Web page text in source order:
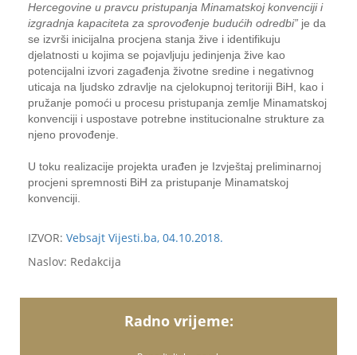
Hercegovine u pravcu pristupanja Minamatskoj konvenciji i
izgradnja kapaciteta za sprovođenje budućih odredbi” je da
se izvrši inicijalna procjena stanja žive i identifikuju
djelatnosti u kojima se pojavljuju jedinjenja žive kao
potencijalni izvori zagađenja životne sredine i negativnog
uticaja na ljudsko zdravlje na cjelokupnoj teritoriji BiH, kao i
pružanje pomoći u procesu pristupanja zemlje Minamatskoj
konvenciji i uspostave potrebne institucionalne strukture za
njeno provođenje.
U toku realizacije projekta urađen je Izvještaj preliminarnoj
procjeni spremnosti BiH za pristupanje Minamatskoj
konvenciji.
IZVOR: Vebsajt Vijesti.ba, 04.10.2018.
Naslov: Redakcija
Radno vrijeme: